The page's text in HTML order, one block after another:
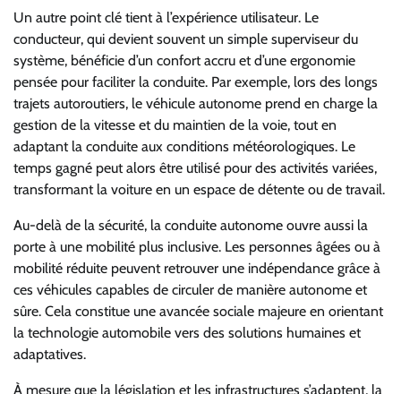
Un autre point clé tient à l’expérience utilisateur. Le
conducteur, qui devient souvent un simple superviseur du
système, bénéficie d’un confort accru et d’une ergonomie
pensée pour faciliter la conduite. Par exemple, lors des longs
trajets autoroutiers, le véhicule autonome prend en charge la
gestion de la vitesse et du maintien de la voie, tout en
adaptant la conduite aux conditions météorologiques. Le
temps gagné peut alors être utilisé pour des activités variées,
transformant la voiture en un espace de détente ou de travail.
Au-delà de la sécurité, la conduite autonome ouvre aussi la
porte à une mobilité plus inclusive. Les personnes âgées ou à
mobilité réduite peuvent retrouver une indépendance grâce à
ces véhicules capables de circuler de manière autonome et
sûre. Cela constitue une avancée sociale majeure en orientant
la technologie automobile vers des solutions humaines et
adaptatives.
À mesure que la législation et les infrastructures s’adaptent, la